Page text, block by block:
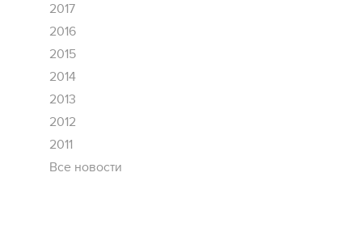
2017
2016
2015
2014
2013
2012
2011
Все новости